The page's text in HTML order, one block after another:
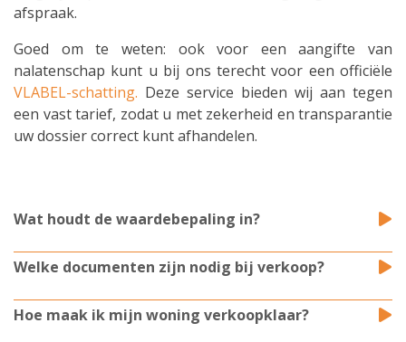
afspraak.
Goed om te weten: ook voor een aangifte van
nalatenschap kunt u bij ons terecht voor een officiële
VLABEL-schatting. Deze service bieden wij aan tegen
een vast tarief, zodat u met zekerheid en transparantie
uw dossier correct kunt afhandelen.
Wat houdt de waardebepaling in?
langs om uw woning te beoordelen. We analyseren
eigendom, vergelijken met recente marktgegevens
Welke documenten zijn nodig bij verkoop?
beschikbaar zijn en welke nog ontbreken. Indien
Hoe maak ik mijn woning verkoopklaar?